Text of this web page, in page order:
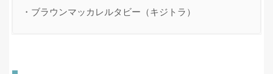
・ブラウンマッカレルタビー（キジトラ）